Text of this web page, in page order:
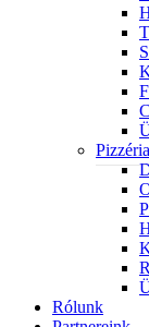
Pizzéria
Rólunk